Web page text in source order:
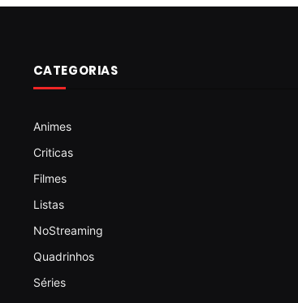
CATEGORIAS
Animes
Criticas
Filmes
Listas
NoStreaming
Quadrinhos
Séries